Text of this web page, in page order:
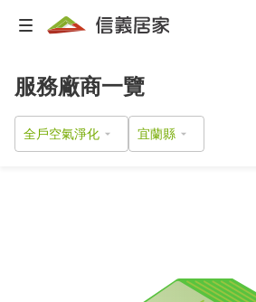
服務廠商一覽
全戶空氣淨化